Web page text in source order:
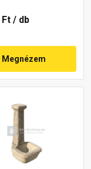
Ft / db
Megnézem